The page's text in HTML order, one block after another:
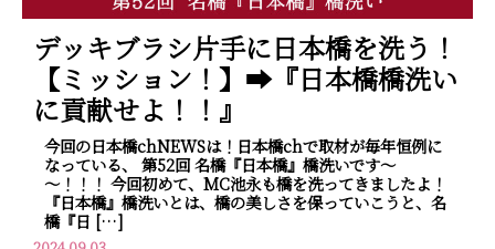
デッキブラシ片手に日本橋を洗う！
【ミッション！】➡『日本橋橋洗い
に貢献せよ！！』
今回の日本橋chNEWSは！日本橋chで取材が毎年恒例に
なっている、 第52回 名橋『日本橋』橋洗いです～
～！！！ 今回初めて、MC池永も橋を洗ってきましたよ！
『日本橋』橋洗いとは、橋の美しさを保っていこうと、名
橋『日 […]